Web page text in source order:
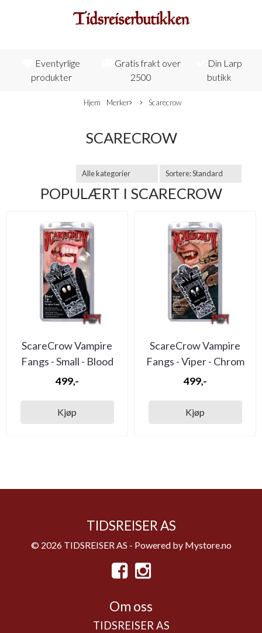
Eventyrlige
produkter
Gratis frakt over
2500
Din Larp
butikk
Hjem Merker Scarecrow
SCARECROW
POPULÆRT I SCARECROW
ScareCrow Vampire
Fangs - Small - Blood
499,-
Kjøp
ScareCrow Vampire
Fangs - Viper - Chrom
499,-
Kjøp
TIDSREISER AS
© 2026 TIDSREISER AS - Powered by Mystore.no
Om oss
TIDSREISER AS